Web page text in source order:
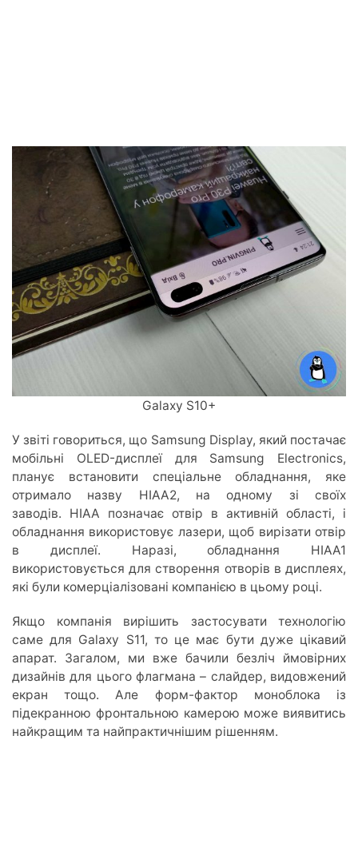
Galaxy S10+
У звіті говориться, що Samsung Display, який постачає
мобільні OLED-дисплеї для Samsung Electronics,
планує встановити спеціальне обладнання, яке
отримало назву HIAA2, на одному зі своїх
заводів. HIAA позначає отвір в активній області, і
обладнання використовує лазери, щоб вирізати отвір
в дисплеї. Наразі, обладнання HIAA1
використовується для створення отворів в дисплеях,
які були комерціалізовані компанією в цьому році.
Якщо компанія вирішить застосувати технологію
саме для Galaxy S11, то це має бути дуже цікавий
апарат. Загалом, ми вже бачили безліч ймовірних
дизайнів для цього флагмана – слайдер, видовжений
екран тощо. Але форм-фактор моноблока із
підекранною фронтальною камерою може виявитись
найкращим та найпрактичнішим рішенням.